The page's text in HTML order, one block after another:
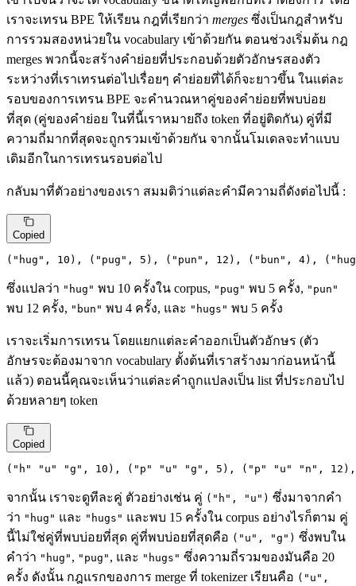
เราจะเทรน BPE ให้เรียน กฎที่เรียกว่า merges ซึ่งเป็นกฎสำหรับ
การรวมสองหน่วยใน vocabulary เข้าด้วยกัน ตอนช่วงเริ่มต้น กฎ
merges พวกนี้จะสร้างคำย่อยที่ประกอบด้วยตัวอักษรสองตัว
ระหว่างที่เราเทรนต่อไปเรื่อยๆ คำย่อยที่ได้ก็จะยาวขึ้น ในแต่ละ
รอบของการเทรน BPE จะคำนวณหาคู่ของคำย่อยที่พบบ่อย
ที่สุด (คู่ของคำย่อย ในที่นี้เราหมายถึง token ที่อยู่ติดกัน) คู่ที่มี
ความถี่มากที่สุดจะถูกรวมเข้าด้วยกัน จากนั้นโมเดลจะทำแบบ
เดิมอีกในการเทรนรอบต่อไป
กลับมาที่ตัวอย่างของเรา สมมติว่าแต่ละคำมีความถี่ดังต่อไปนี้ :
Copied
( "hug" , 10 ) , ( "pug" , 5 ) , ( "pun" , 12 ) , ( "bun" , 4) , (
ซึ่งแปลว่า "hug" พบ 10 ครั้งใน corpus, "pug" พบ 5 ครั้ง, "pun"
พบ 12 ครั้ง, "bun" พบ 4 ครั้ง, และ "hugs" พบ 5 ครั้ง
เราจะเริ่มการเทรน โดยแยกแต่ละคำออกเป็นตัวอักษร (ตัว
อักษรจะต้องมาจาก vocabulary ตั้งต้นที่เราสร้างมาก่อนหน้านี้
แล้ว) ตอนนี้คุณจะเห็นว่าแต่ละคำถูกแปลงเป็น list ที่ประกอบไป
ด้วยหลายๆ token
Copied
( "h" "u" "g" , 10 ) , ( "p" "u" "g" , 5 ) , ( "p" "u" "n" , 12 ) ,
จากนั้น เราจะดูทีละคู่ ตัวอย่างเช่น คู่ ("h", "u") ซึ่งมาจากคำ
ว่า "hug" และ "hugs" และพบ 15 ครั้งใน corpus อย่างไรก็ตาม คู่
นี้ไม่ใช่คู่ที่พบบ่อยที่สุด คู่ที่พบบ่อยที่สุดคือ ("u", "g") ซึ่งพบใน
คำว่า "hug" , "pug" , และ "hugs" ซึ่งความถี่รวมของมันคือ 20
ครั้ง ดังนั้น กฎแรกของการ merge ที่ tokenizer เรียนคือ ("u",